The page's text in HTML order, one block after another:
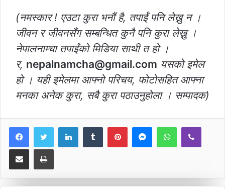
(नमस्कार ! एउटा कुरा भनौं है, तपाईं पनि लेख्नु न ।
जीवन र जीवनसँग सम्बन्धित कुनै पनि कुरा लेख्नु ।
नेपालनाम्चा तपाईंको मिडिया साथी त हो ।
र, nepalnamcha@gmail.com यसको इमेल
हो । यही इमेलमा आफ्नो परिचय, फोटोसहित आफ्ना
मनका अनेक कुरा, सबै कुरा पठाउनुहोला । सम्पादक)
LinkedInTumblrPinterestMessenger
WhatsApp
Viber
Share via EmailPrint